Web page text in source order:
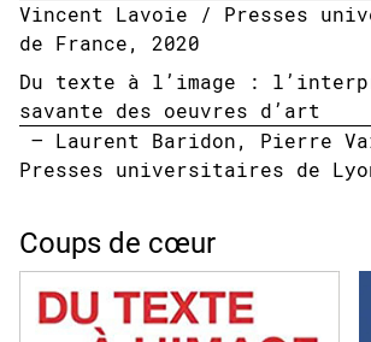
Vincent Lavoie / Presses
de France, 2020
Du texte à l’image :
savante des oeuvres d’art
– Laurent Baridon, Pierre
Presses universitaires de
Coups de cœur